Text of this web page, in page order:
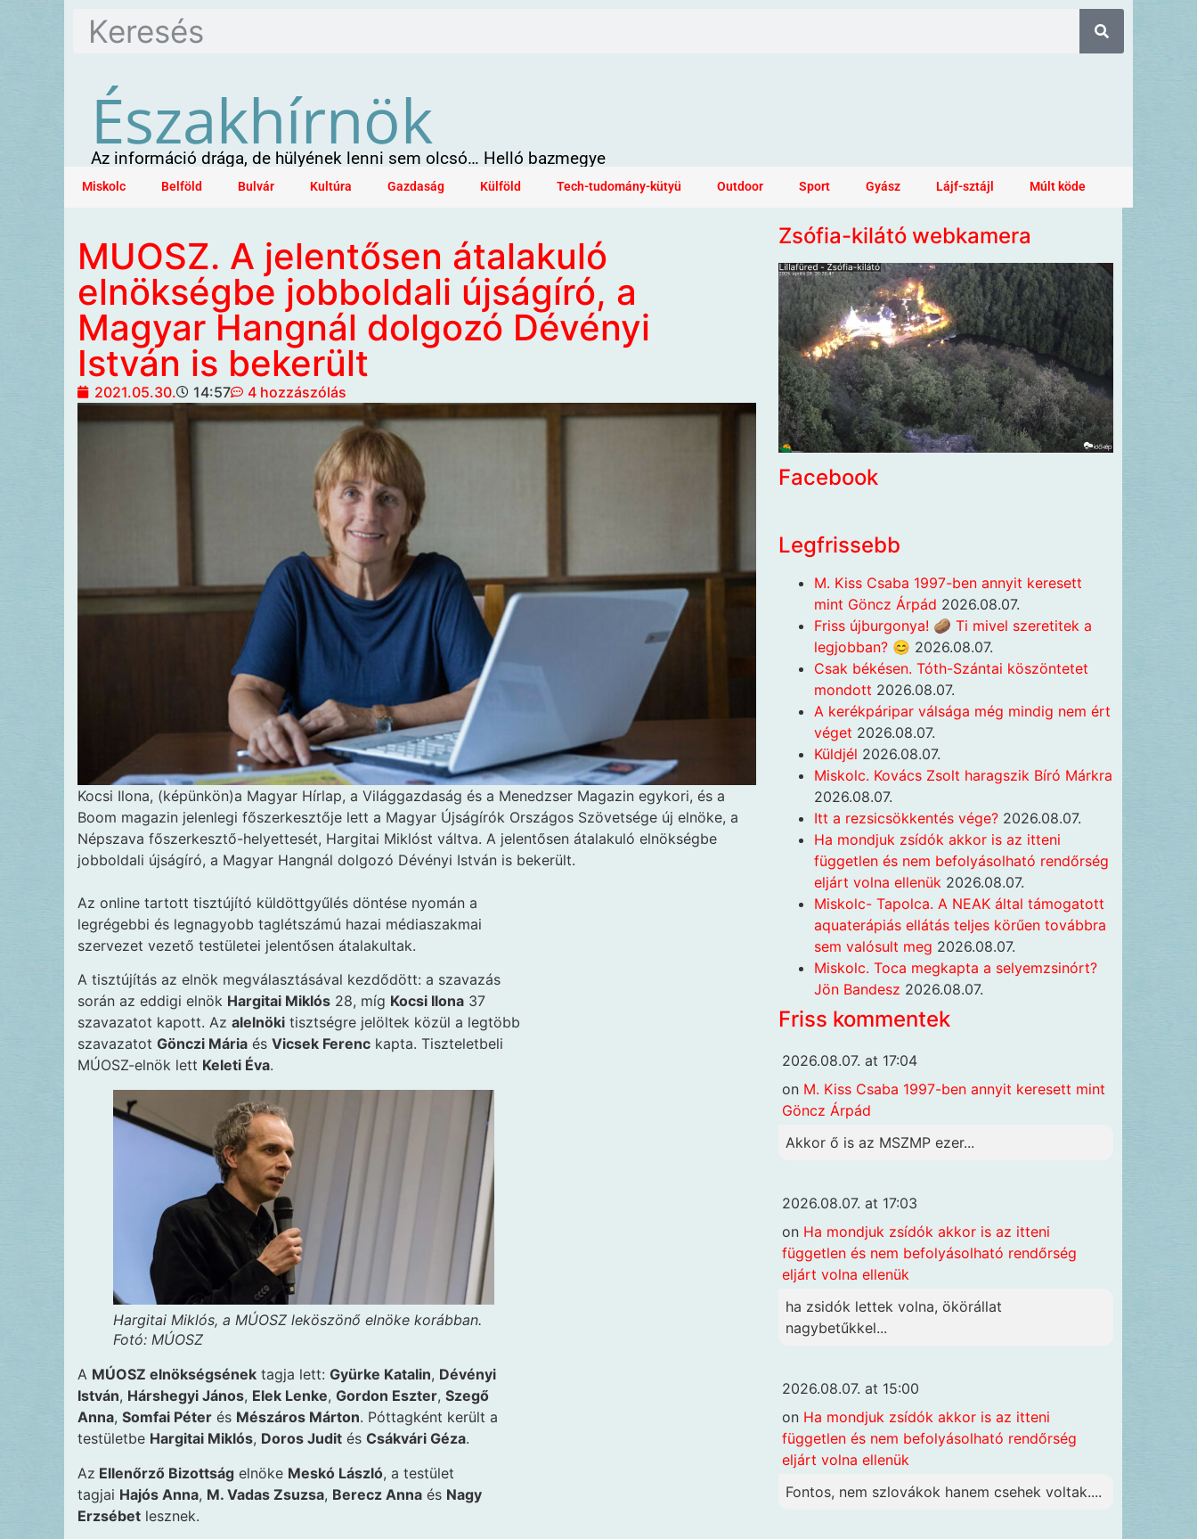
Északhírnök
Az információ drága, de hülyének lenni sem olcsó… Helló bazmegye
Miskolc Belföld Bulvár Kultúra Gazdaság Külföld Tech-tudomány-kütyü Outdoor Sport Gyász Lájf-sztájl Múlt köde
MUOSZ. A jelentősen átalakuló
elnökségbe jobboldali újságíró, a
Magyar Hangnál dolgozó Dévényi
István is bekerült
2021.05.30. 14:57 4 hozzászólás
Kocsi Ilona, (képünkön)a Magyar Hírlap, a Világgazdaság és a Menedzser Magazin egykori, és a
Boom magazin jelenlegi főszerkesztője lett a Magyar Újságírók Országos Szövetsége új elnöke, a
Népszava főszerkesztő-helyettesét, Hargitai Miklóst váltva. A jelentősen átalakuló elnökségbe
jobboldali újságíró, a Magyar Hangnál dolgozó Dévényi István is bekerült.
Az online tartott tisztújító küldöttgyűlés döntése nyomán a
legrégebbi és legnagyobb taglétszámú hazai médiaszakmai
szervezet vezető testületei jelentősen átalakultak.
A tisztújítás az elnök megválasztásával kezdődött: a szavazás
során az eddigi elnök Hargitai Miklós 28, míg Kocsi Ilona 37
szavazatot kapott. Az alelnöki tisztségre jelöltek közül a legtöbb
szavazatot Gönczi Mária és Vicsek Ferenc kapta. Tiszteletbeli
MÚOSZ-elnök lett Keleti Éva.
Hargitai Miklós, a MÚOSZ leköszönő elnöke korábban.
Fotó: MÚOSZ
A MÚOSZ elnökségsének tagja lett: Gyürke Katalin, Dévényi
István, Hárshegyi János, Elek Lenke, Gordon Eszter, Szegő
Anna, Somfai Péter és Mészáros Márton. Póttagként került a
testületbe Hargitai Miklós, Doros Judit és Csákvári Géza.
Az Ellenőrző Bizottság elnöke Meskó László, a testület
tagjai Hajós Anna, M. Vadas Zsuzsa, Berecz Anna és Nagy
Erzsébet lesznek.
Zsófia-kilátó webkamera
Facebook
Legfrissebb
M. Kiss Csaba 1997-ben annyit keresett
mint Göncz Árpád 2026.08.07.
Friss újburgonya! 🥔 Ti mivel szeretitek a
legjobban? 😊 2026.08.07.
Csak békésen. Tóth-Szántai köszöntetet
mondott 2026.08.07.
A kerékpáripar válsága még mindig nem ért
véget 2026.08.07.
Küldjél 2026.08.07.
Miskolc. Kovács Zsolt haragszik Bíró Márkra
2026.08.07.
Itt a rezsicsökkentés vége? 2026.08.07.
Ha mondjuk zsídók akkor is az itteni
független és nem befolyásolható rendőrség
eljárt volna ellenük 2026.08.07.
Miskolc- Tapolca. A NEAK által támogatott
aquaterápiás ellátás teljes körűen továbbra
sem valósult meg 2026.08.07.
Miskolc. Toca megkapta a selyemzsinórt?
Jön Bandesz 2026.08.07.
Friss kommentek
2026.08.07. at 17:04
on M. Kiss Csaba 1997-ben annyit keresett mint
Göncz Árpád
Akkor ő is az MSZMP ezer...
2026.08.07. at 17:03
on Ha mondjuk zsídók akkor is az itteni
független és nem befolyásolható rendőrség
eljárt volna ellenük
ha zsidók lettek volna, ökörállat
nagybetűkkel...
2026.08.07. at 15:00
on Ha mondjuk zsídók akkor is az itteni
független és nem befolyásolható rendőrség
eljárt volna ellenük
Fontos, nem szlovákok hanem csehek voltak....